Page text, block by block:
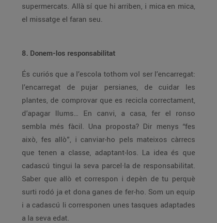
supermercats. Allà sí que hi arriben, i mica en mica,
el missatge el faran seu.
8. Donem-los responsabilitat
És curiós que a l’escola tothom vol ser l’encarregat:
l’encarregat de pujar persianes, de cuidar les
plantes, de comprovar que es recicla correctament,
d’apagar llums… En canvi, a casa, fer el ronso
sembla més fàcil. Una proposta? Dir menys “fes
això, fes allò”, i canviar-ho pels mateixos càrrecs
que tenen a classe, adaptant-los. La idea és que
cadascú tingui la seva parcel·la de responsabilitat.
Saber que allò et correspon i depèn de tu perquè
surti rodó ja et dona ganes de fer-ho. Som un equip
i a cadascú li corresponen unes tasques adaptades
a la seva edat.